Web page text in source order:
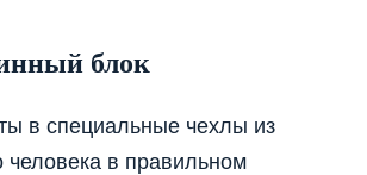
блок
в специальные чехлы из
человека в правильном